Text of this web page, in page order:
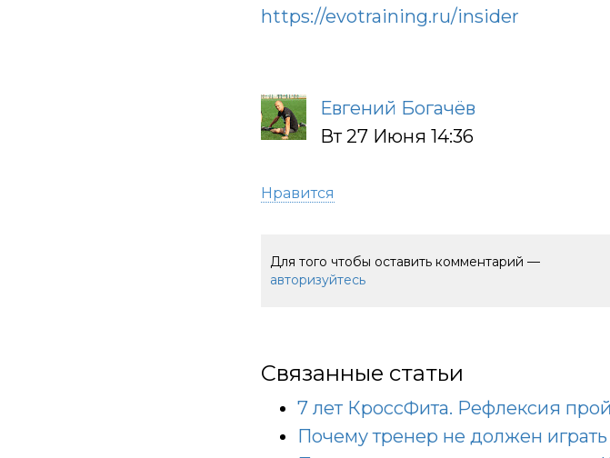
https://evotraining.ru/insider
Евгений Богачёв
Вт 27 Июня 14:36
Нравится
Для того чтобы оставить комментарий —
авторизуйтесь
Связанные статьи
7 лет КроссФита. Рефлексия
Почему тренер не должен играть